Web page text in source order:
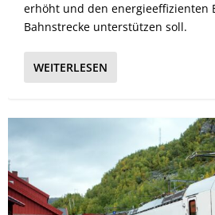
erhöht und den energieeffizienten
Bahnstrecke unterstützen soll.
WEITERLESEN